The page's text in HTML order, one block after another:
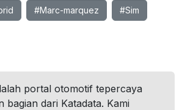
#Marc-marquez #Sim
portal otomotif tepercaya
bagian dari Katadata. Kami